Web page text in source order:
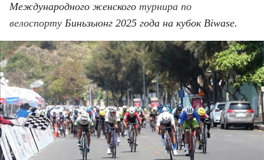
ДОБРО ПОЖАЛОВАТЬ ВО
МОСТ ДРУЖБЫ
В МИРЕ
ВСТРЕЧИ - ДИАЛОГИ
ДОСЬЕ И МАТЕРИАЛЫ
Международного женского турнира по
велоспорту Биньзыонг 2025 года на кубок Biwase.